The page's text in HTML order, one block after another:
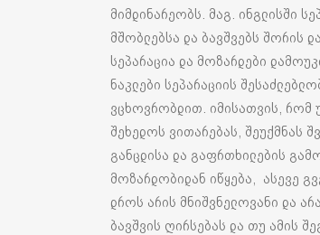
მიმდინარეობს. მაგ. ინგლისში
მშობლებსა და ბავშვებს შორის
სეპარაცია და მოზარდები
ნაკლები სეპარაციის
ვცხოვრობდით. იმისათვის, რომ
შეხედოს ვითარებას, შეუქმნას
განცდისა და გაფრთხილების
მოზარდობიდან იწყება, ასევე
დროს არის მნიშვნელოვანი და
ბავშვის ღირსებას და თუ ამის